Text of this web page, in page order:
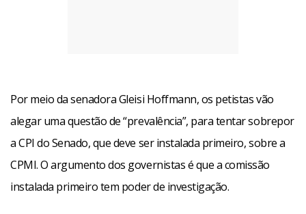
Por meio da senadora Gleisi Hoffmann, os petistas vão
alegar uma questão de “prevalência”, para tentar sobrepor
a CPI do Senado, que deve ser instalada primeiro, sobre a
CPMI. O argumento dos governistas é que a comissão
instalada primeiro tem poder de investigação.